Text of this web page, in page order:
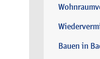
Bauen in